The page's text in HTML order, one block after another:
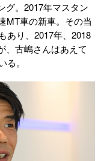
グ。2017年マスタン
MT車の新車。その当
あり、2017年、2018
、古嶋さんはあえて
。